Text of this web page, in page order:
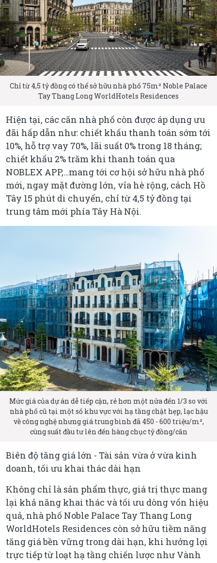
Chỉ từ 4,5 tỷ đồng có thể sở hữu nhà phố 75m² Noble Palace
Tay Thang Long WorldHotels Residences
Hiện tại, các căn nhà phố còn được áp dụng ưu
đãi hấp dẫn như: chiết khấu thanh toán sớm tới
10%, hỗ trợ vay 70%, lãi suất 0% trong 18 tháng;
chiết khấu 2% trăm khi thanh toán qua
NOBLEX APP,…mang tới cơ hội sở hữu nhà phố
mới, ngay mặt đường lớn, vỉa hè rộng, cách Hồ
Tây 15 phút di chuyển, chỉ từ 4,5 tỷ đồng tại
trung tâm mới phía Tây Hà Nội.
Mức giá của dự án dễ tiếp cận, rẻ hơn một nửa đến 1/3 so với
nhà phố cũ tại một số khu vực với hạ tầng chật hẹp, lạc hậu
về công nghệ nhưng giá trung bình đã 450 - 600 triệu/m²,
cùng suất đầu tư lên đến hàng chục tỷ đồng/căn
Biên độ tăng giá lớn - Tài sản vừa ở vừa kinh
doanh, tối ưu khai thác dài hạn
Không chỉ là sản phẩm thực, giá trị thực mang
lại khả năng khai thác và tối ưu dòng vốn hiệu
quả, nhà phố Noble Palace Tay Thang Long
WorldHotels Residences còn sở hữu tiềm năng
tăng giá bền vững trong dài hạn, khi hưởng lợi
trực tiếp từ loạt hạ tầng chiến lược như Vành